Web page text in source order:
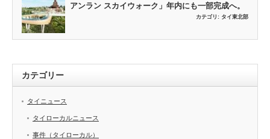
アンラン スカイウォーク」年内にも一部完成へ。
カテゴリ: タイ東北部
カテゴリー
タイニュース
タイローカルニュース
事件（タイローカル）